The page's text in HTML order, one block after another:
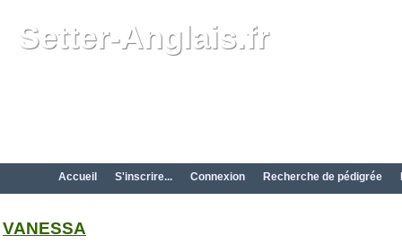
Setter-Anglais.fr
Accueil S'inscrire... Connexion Recherche de pédigrée
VANESSA